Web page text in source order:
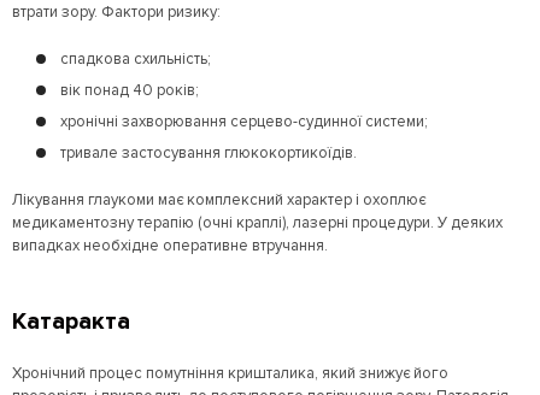
втрати зору. Фактори ризику:
спадкова схильність;
вік понад 40 років;
хронічні захворювання серцево-судинної системи;
тривале застосування глюкокортикоїдів.
Лікування глаукоми має комплексний характер і охоплює
медикаментозну терапію (очні краплі), лазерні процедури. У деяких
випадках необхідне оперативне втручання.
Катаракта
Хронічний процес помутніння кришталика, який знижує його